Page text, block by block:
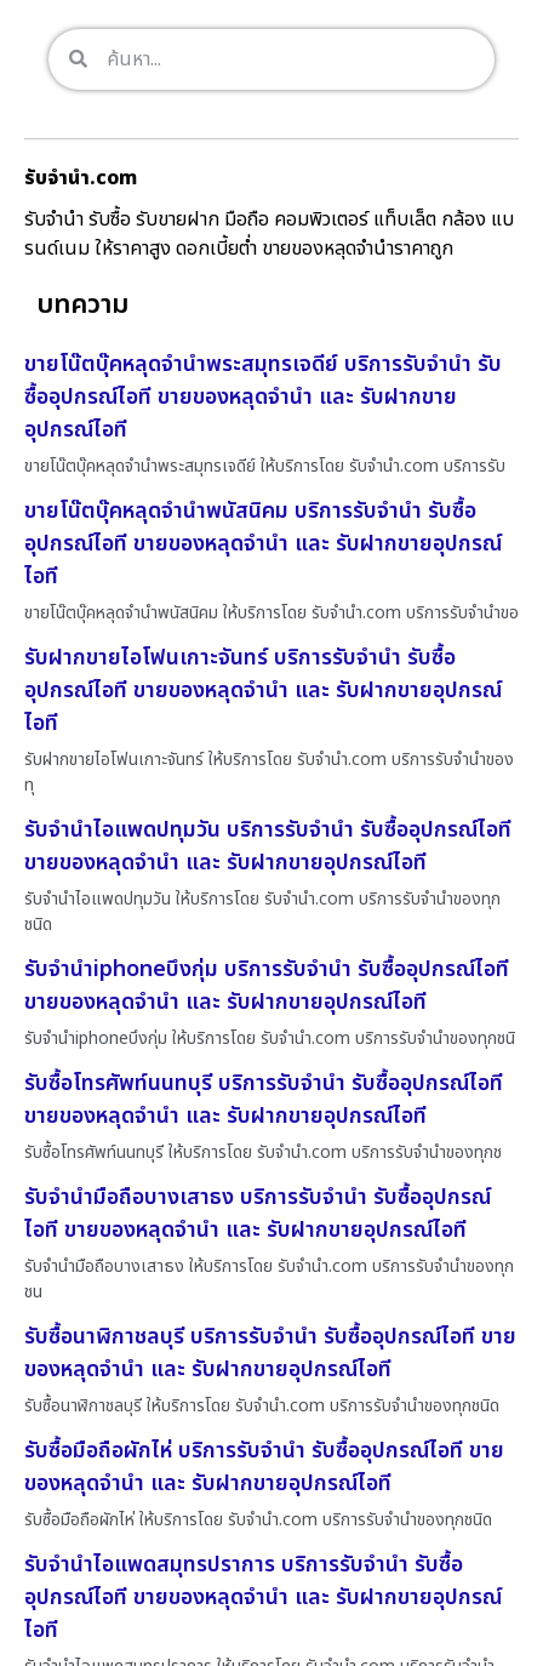
รับจํานํา.com
รับจำนำ รับซื้อ รับขายฝาก มือถือ คอมพิวเตอร์ แท็บเล็ต กล้อง แบ
รนด์เนม ให้ราคาสูง ดอกเบี้ยต่ำ ขายของหลุดจำนำราคาถูก
บทความ
ขายโน๊ตบุ๊คหลุดจำนำพระสมุทรเจดีย์ บริการรับจำนำ รับ
ซื้ออุปกรณ์ไอที ขายของหลุดจำนำ และ รับฝากขาย
อุปกรณ์ไอที
ขายโน๊ตบุ๊คหลุดจำนำพระสมุทรเจดีย์ ให้บริการโดย รับจํานํา.com บริการรับ
ขายโน๊ตบุ๊คหลุดจำนำพนัสนิคม บริการรับจำนำ รับซื้อ
อุปกรณ์ไอที ขายของหลุดจำนำ และ รับฝากขายอุปกรณ์
ไอที
ขายโน๊ตบุ๊คหลุดจำนำพนัสนิคม ให้บริการโดย รับจํานํา.com บริการรับจำนำขอ
รับฝากขายไอโฟนเกาะจันทร์ บริการรับจำนำ รับซื้อ
อุปกรณ์ไอที ขายของหลุดจำนำ และ รับฝากขายอุปกรณ์
ไอที
รับฝากขายไอโฟนเกาะจันทร์ ให้บริการโดย รับจํานํา.com บริการรับจำนำของ
ทุ
รับจำนำไอแพดปทุมวัน บริการรับจำนำ รับซื้ออุปกรณ์ไอที
ขายของหลุดจำนำ และ รับฝากขายอุปกรณ์ไอที
รับจำนำไอแพดปทุมวัน ให้บริการโดย รับจํานํา.com บริการรับจำนำของทุก
ชนิด
รับจำนำiphoneบึงกุ่ม บริการรับจำนำ รับซื้ออุปกรณ์ไอที
ขายของหลุดจำนำ และ รับฝากขายอุปกรณ์ไอที
รับจำนำiphoneบึงกุ่ม ให้บริการโดย รับจํานํา.com บริการรับจำนำของทุกชนิ
รับซื้อโทรศัพท์นนทบุรี บริการรับจำนำ รับซื้ออุปกรณ์ไอที
ขายของหลุดจำนำ และ รับฝากขายอุปกรณ์ไอที
รับซื้อโทรศัพท์นนทบุรี ให้บริการโดย รับจํานํา.com บริการรับจำนำของทุกช
รับจำนำมือถือบางเสาธง บริการรับจำนำ รับซื้ออุปกรณ์
ไอที ขายของหลุดจำนำ และ รับฝากขายอุปกรณ์ไอที
รับจำนำมือถือบางเสาธง ให้บริการโดย รับจํานํา.com บริการรับจำนำของทุก
ชน
รับซื้อนาฬิกาชลบุรี บริการรับจำนำ รับซื้ออุปกรณ์ไอที ขาย
ของหลุดจำนำ และ รับฝากขายอุปกรณ์ไอที
รับซื้อนาฬิกาชลบุรี ให้บริการโดย รับจํานํา.com บริการรับจำนำของทุกชนิด
รับซื้อมือถือผักไห่ บริการรับจำนำ รับซื้ออุปกรณ์ไอที ขาย
ของหลุดจำนำ และ รับฝากขายอุปกรณ์ไอที
รับซื้อมือถือผักไห่ ให้บริการโดย รับจํานํา.com บริการรับจำนำของทุกชนิด
รับจำนำไอแพดสมุทรปราการ บริการรับจำนำ รับซื้อ
อุปกรณ์ไอที ขายของหลุดจำนำ และ รับฝากขายอุปกรณ์
ไอที